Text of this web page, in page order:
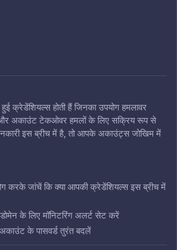
क्रेडेंशियल्स होती हैं जिनका उपयोग हमलावर
अकाउंट टेकओवर हमलों के लिए सक्रिय रूप से
इस ब्रीच में है, तो आपके अकाउंट्स जोखिम में
करके जांचें कि क्या आपकी क्रेडेंशियल्स इस ब्रीच में
के लिए मॉनिटरिंग अलर्ट सेट करें
अकाउंट के पासवर्ड तुरंत बदलें